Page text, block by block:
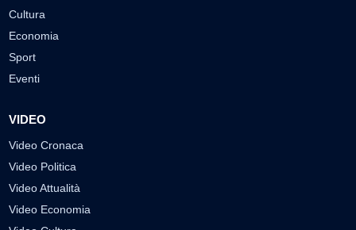
Cultura
Economia
Sport
Eventi
VIDEO
Video Cronaca
Video Politica
Video Attualità
Video Economia